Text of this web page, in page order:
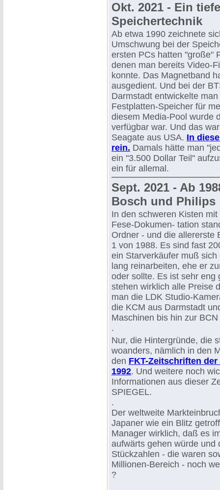
Okt. 2021 - Ein
Speichertechnik
Ab etwa 1990 zeichnete
Umschwung bei der
ersten PCs hatten "große"
denen man bereits Video-
konnte. Das Magnetband
ausgedient. Und bei der
Darmstadt entwickelte
Festplatten-Speicher für
diesem Media-Pool wurde
verfügbar war. Und das
Seagate aus USA. In
rein. Damals hätte man
ein "3.500 Dollar Teil"
ein für allemal.
Sept. 2021 - Ab
Bosch und Philips
In den schweren Kisten
Fese-Dokumen- tation
Ordner - und die allererste
1 von 1988. Es sind fast
ein Starverkäufer muß sich
lang reinarbeiten, ehe er
oder sollte. Es ist sehr eng
stehen wirklich alle Preise
man die LDK Studio-
die KCM aus Darmstadt
Maschinen bis hin zur BCN
.
Nur, die Hintergründe, die
woanders, nämlich in den
den FKT-Zeitschriften
1992. Und weitere noch
Informationen aus dieser
SPIEGEL.
.
Der weltweite
Japaner wie ein Blitz
Manager wirklich, daß es
aufwärts gehen würde und
Stückzahlen - die waren
Millionen-Bereich - noch
?